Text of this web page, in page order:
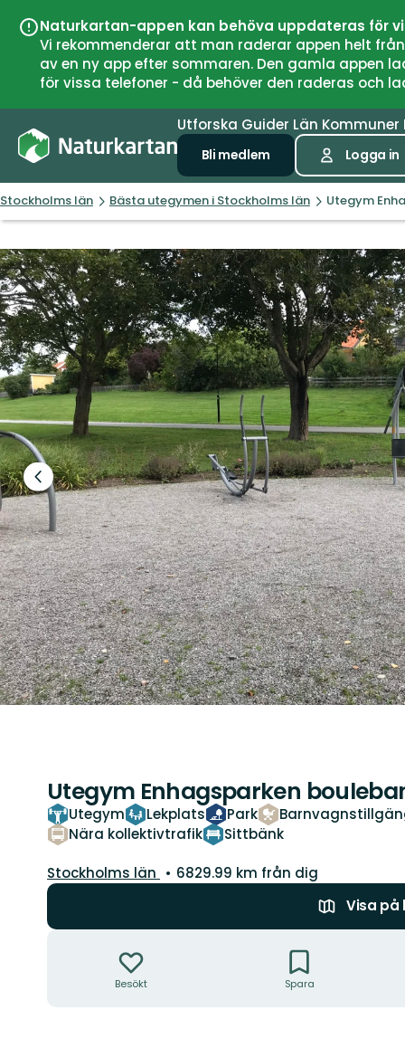
Naturkartan-appen kan behöva uppdateras för
Vi rekommenderar att man raderar appen helt
av en ny app efter sommaren. Den gamla
för vissa telefoner - då behöver den raderas och
Utforska Guider Län Kommuner
Bli medlem Logga in
Stockholms län Bästa utegymen i Stockholms län Utegym
Föregående
bild
Utegym Enhagsparken
Utegym Lekplats Park
Nära kollektivtrafik
Sittbänk
Län:
Stockholms län
6829.99 km från dig
Visa på
Besökt Spara